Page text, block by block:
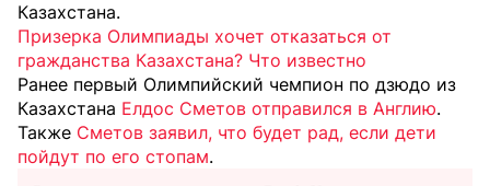
Казахстана.
Призерка Олимпиады хочет отказаться от
гражданства Казахстана? Что известно
Ранее первый Олимпийский чемпион по дзюдо из
Казахстана Елдос Сметов отправился в Англию.
Также Сметов заявил, что будет рад, если дети
пойдут по его стопам.